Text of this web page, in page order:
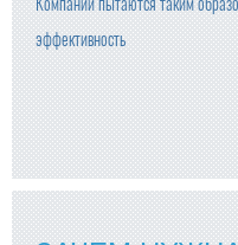
эффективность